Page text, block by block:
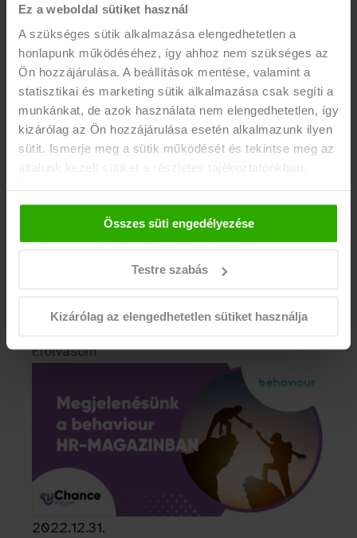
Ez a weboldal sütiket használ
A szükséges sütik alkalmazása elengedhetetlen a
honlapunk működéséhez, így ahhoz nem szükséges az
Ön hozzájárulása. A beállítások mentése, valamint a
statisztikai és marketing sütik alkalmazása csak segíti a
munkánkat, de azok használata nem elengedhetetlen, így
kizárólag az Ön hozzájárulása esetén alkalmazunk ilyen
sütit. Ismerje meg a sütik működését és tekintse meg az
általunk kezelt sütiket a részletes tájékoztatónkban.
hozzájárulását a weboldalunk láblécében található "Süti
tájékoztató" feliratra kattintva.
Összes süti engedélyezése
Testre szabás
Kizárólag az elengedhetetlen sütiket használja
2023.03.08.
Meghívó - euChance KLUB
Olvasási idő: 1 perc
Meghívó - Elindult az euChance program,
melynek egyik kulcs eleme a networking
Elolvasom
2022.12.31.